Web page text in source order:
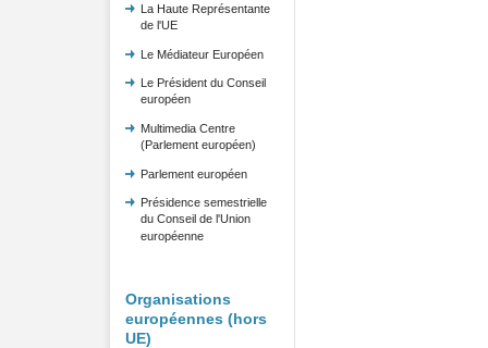
La Haute Représentante
de l'UE
Le Médiateur Européen
Le Président du Conseil
européen
Multimedia Centre
(Parlement européen)
Parlement européen
Présidence semestrielle
du Conseil de l'Union
européenne
Organisations
européennes (hors
UE)